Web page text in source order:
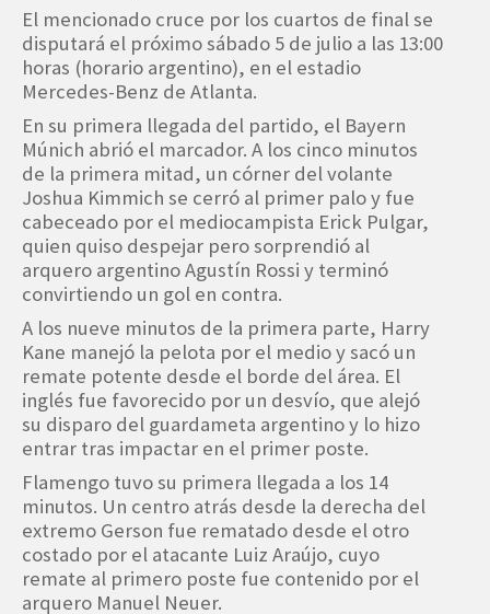
El mencionado cruce por los cuartos de final se
disputará el próximo sábado 5 de julio a las 13:00
horas (horario argentino), en el estadio
Mercedes-Benz de Atlanta.
En su primera llegada del partido, el Bayern
Múnich abrió el marcador. A los cinco minutos
de la primera mitad, un córner del volante
Joshua Kimmich se cerró al primer palo y fue
cabeceado por el mediocampista Erick Pulgar,
quien quiso despejar pero sorprendió al
arquero argentino Agustín Rossi y terminó
convirtiendo un gol en contra.
A los nueve minutos de la primera parte, Harry
Kane manejó la pelota por el medio y sacó un
remate potente desde el borde del área. El
inglés fue favorecido por un desvío, que alejó
su disparo del guardameta argentino y lo hizo
entrar tras impactar en el primer poste.
Flamengo tuvo su primera llegada a los 14
minutos. Un centro atrás desde la derecha del
extremo Gerson fue rematado desde el otro
costado por el atacante Luiz Araújo, cuyo
remate al primero poste fue contenido por el
arquero Manuel Neuer.